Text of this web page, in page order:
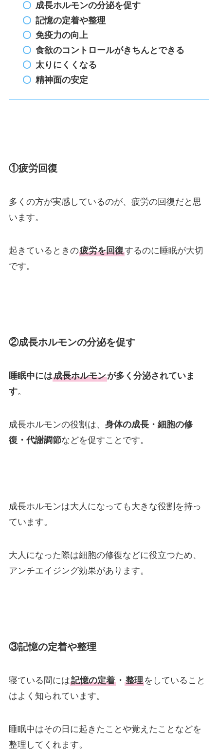
成長ホルモンの分泌を促す
記憶の定着や整理
免疫力の向上
食欲のコントロールがきちんとできる
太りにくくなる
精神面の安定
①疲労回復
多くの方が実感しているのが、疲労の回復だと思
います。
起きているときの疲労を回復するのに睡眠が大切
です。
②成長ホルモンの分泌を促す
睡眠中には成長ホルモンが多く分泌されていま
す。
成長ホルモンの役割は、 身体の成長・細胞の修
復・代謝調節などを促すことです。
成長ホルモンは大人になっても大きな役割を持っ
ています。
大人になった際は細胞の修復などに役立つため、
アンチエイジング効果があります。
③記憶の定着や整理
寝ている間には記憶の定着・ 整理をしている こと
はよく知られています。
睡眠中はその日に起きたことや覚えたことなどを
整理してくれます。